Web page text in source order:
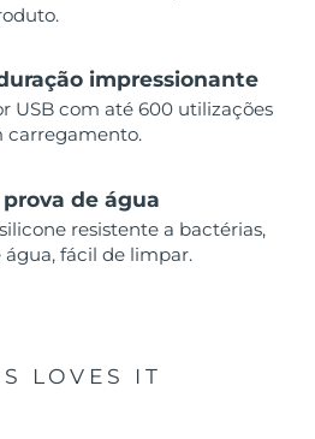
impressionante
USB com até 600 utilizações
carregamento.
de água
resistente a bactérias,
água, fácil de limpar.
LOVES IT